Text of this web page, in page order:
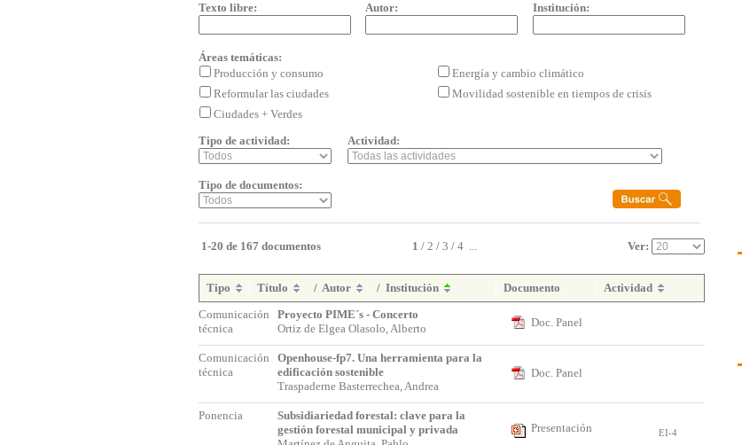
Texto libre: Autor: Institución:
Áreas temáticas:
Producción y consumo
Energía y cambio climático
Reformular las ciudades
Movilidad sostenible en tiempos de crisis
Ciudades + Verdes
Tipo de actividad:
Actividad:
Tipo de documentos:
1-20 de 167 documentos 1 / 2 / 3 / 4 ... Ver:
Tipo Título / Autor / Institución Documento
Actividad
Comunicación
técnica
Proyecto PIME´s - Concerto
Ortiz de Elgea Olasolo, Alberto
Doc. Panel
Comunicación
técnica
Openhouse-fp7. Una herramienta para la
edificación sostenible
Traspaderne Basterrechea, Andrea
Doc. Panel
Ponencia
Subsidiariedad forestal: clave para la
gestión forestal municipal y privada
Presentación EI-4